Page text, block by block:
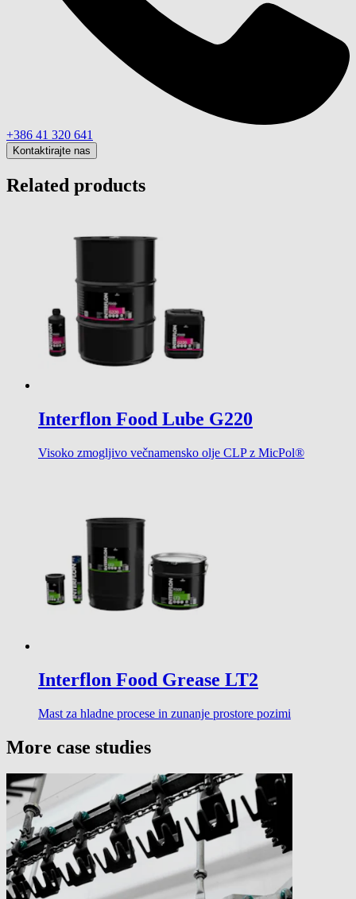
+386 41 320 641
Kontaktirajte nas
Related products
Interflon Food Lube G220
Visoko zmogljivo večnamensko olje CLP z MicPol®
Interflon Food Grease LT2
Mast za hladne procese in zunanje prostore pozimi
More case studies